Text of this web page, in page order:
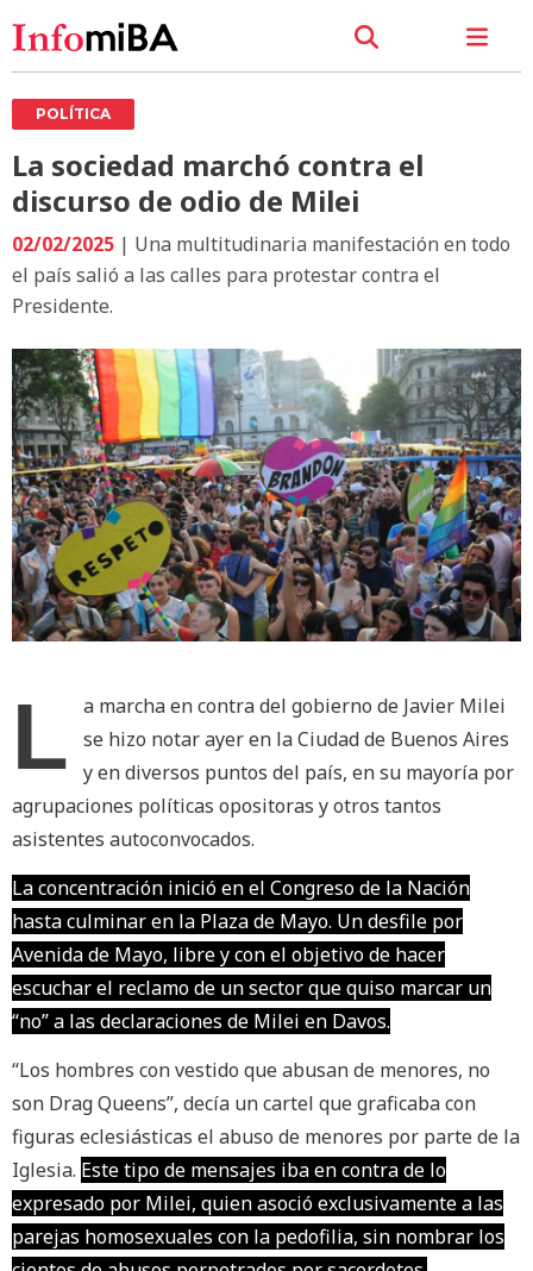
POLÍTICA
La sociedad marchó contra el
discurso de odio de Milei
02/02/2025 | Una multitudinaria manifestación en todo
el país salió a las calles para protestar contra el
Presidente.
L
a marcha en contra del gobierno de Javier Milei
se hizo notar ayer en la Ciudad de Buenos Aires
y en diversos puntos del país, en su mayoría por
agrupaciones políticas opositoras y otros tantos
asistentes autoconvocados.
La concentración inició en el Congreso de la Nación
hasta culminar en la Plaza de Mayo. Un desfile por
Avenida de Mayo, libre y con el objetivo de hacer
escuchar el reclamo de un sector que quiso marcar un
“no” a las declaraciones de Milei en Davos.
“Los hombres con vestido que abusan de menores, no
son Drag Queens”, decía un cartel que graficaba con
figuras eclesiásticas el abuso de menores por parte de la
Iglesia. Este tipo de mensajes iba en contra de lo
expresado por Milei, quien asoció exclusivamente a las
parejas homosexuales con la pedofilia, sin nombrar los